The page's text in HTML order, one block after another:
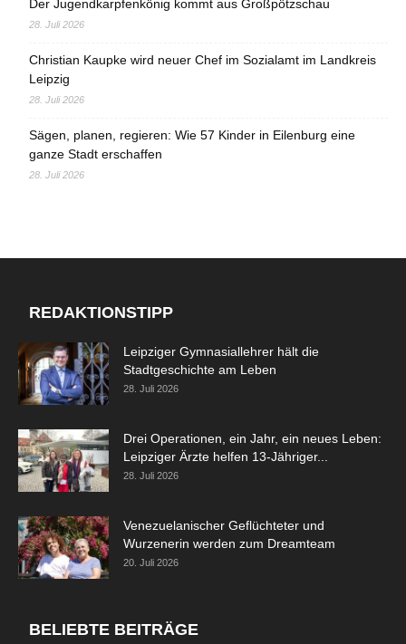
Der Jugendkarpfenkönig kommt aus Großpötzschau
28. Juli 2026
Christian Kaupke wird neuer Chef im Sozialamt im Landkreis
Leipzig
28. Juli 2026
Sägen, planen, regieren: Wie 57 Kinder in Eilenburg eine
ganze Stadt erschaffen
28. Juli 2026
REDAKTIONSTIPP
Leipziger Gymnasiallehrer hält die
Stadtgeschichte am Leben
28. Juli 2026
Drei Operationen, ein Jahr, ein neues Leben:
Leipziger Ärzte helfen 13-Jähriger...
28. Juli 2026
Venezuelanischer Geflüchteter und
Wurzenerin werden zum Dreamteam
20. Juli 2026
BELIEBTE BEITRÄGE